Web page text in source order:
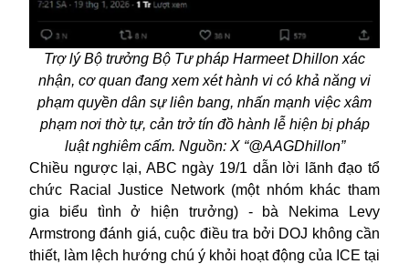
Trợ lý Bộ trưởng Bộ Tư pháp Harmeet Dhillon xác
nhận, cơ quan đang xem xét hành vi có khả năng vi
phạm quyền dân sự liên bang, nhấn mạnh việc xâm
phạm nơi thờ tự, cản trở tín đồ hành lễ hiện bị pháp
luật nghiêm cấm. Nguồn: X “@AAGDhillon”
Chiều ngược lại, ABC ngày 19/1 dẫn lời lãnh đạo tổ
chức Racial Justice Network (một nhóm khác tham
gia biểu tình ở hiện trưởng) - bà Nekima Levy
Armstrong đánh giá, cuộc điều tra bởi DOJ không cần
thiết, làm lệch hướng chú ý khỏi hoạt động của ICE tại